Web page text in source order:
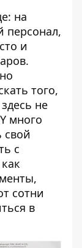
на
персонал,
и
того,
не
много
свой
с
сотни
в